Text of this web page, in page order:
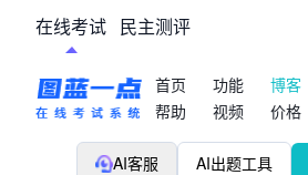
在线考试 民主测评
首页 功能 博客
帮助
视频 价格
AI客服 AI出题工具